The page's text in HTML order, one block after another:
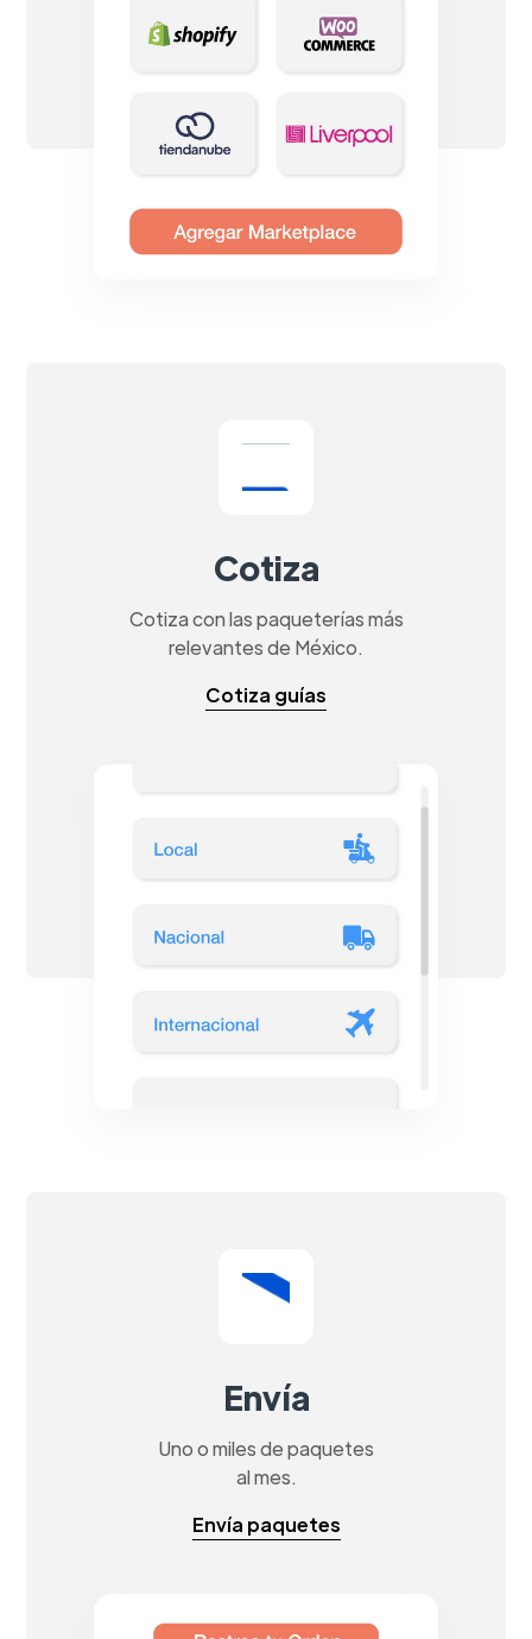
Cotiza
Cotiza con las paqueterías más
relevantes de México.
Cotiza guías
Envía
Uno o miles de paquetes
al mes.
Envía paquetes